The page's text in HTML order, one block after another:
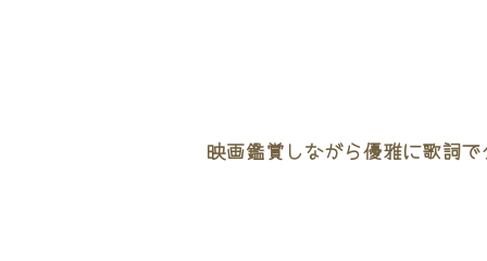
映画鑑賞しながら優雅に歌詞